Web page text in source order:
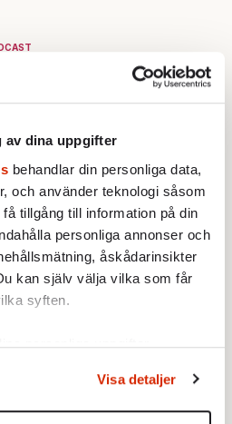
av dina uppgifter
behandlar din personliga data,
och använder teknologi såsom
tillgång till information på din
personliga annonser och
åskådarinsikter
kan själv välja vilka som får
syften.
personliga uppgifter
ditt samtycke när som
Visa detaljer
Överbefolkning eller
nativitiet?
Verkligheten vs woke
David någonsin bli
i SVT? Och är
viktigast på
Doktor David och
Erik ordinerar en riktigt
jul till alla lyssnare.
Redaktionen
var det för fel med 2024?
utvärderar året
Nina Solomin.